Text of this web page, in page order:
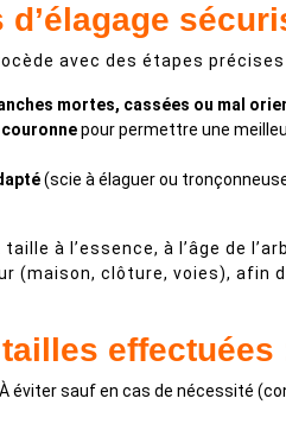
d’élagage
avec des étapes précises
mortes, cassées ou mal
pour permettre une
(scie à élaguer ou
à l’essence, à l’âge de
(maison, clôture, voies), afin
effectuées
éviter sauf en cas de nécessité